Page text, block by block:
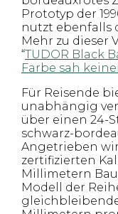
Prototyp der
nutzt ebenfalls
Mehr zu dieser
“TUDOR Black
Farbe sah
Für Reisende
unabhängig
über einen 24-
schwarz-
Angetrieben
zertifizierten
Millimetern
Modell der